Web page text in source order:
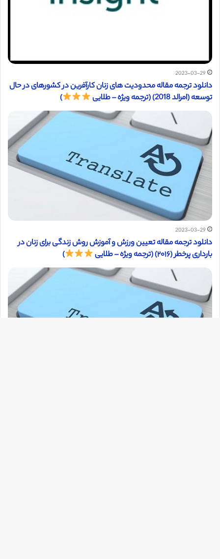
2023-03-29
دانلود ترجمه مقاله محدودیت های زنان کارآفرین در کشورهای در حال
توسعه (امرالد 2018) (ترجمه ویژه – طلایی
)
2023-03-29
دانلود ترجمه مقاله تعیین ورزش و آموزش روش زندگی برای زنان در
بارداری پرخطر (۲۰۱۶) (ترجمه ویژه – طلایی
)